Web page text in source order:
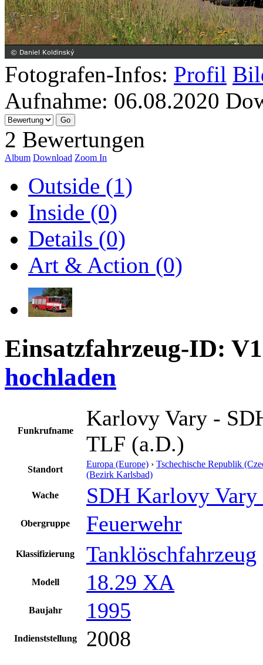
Fotografen-Infos: Profil
Aufnahme: 06.08.2020
2 Bewertungen
Album Download Zoom In
Outside (1)
Inside (0)
Details (0)
Art & Action (0)
Einsatzfahrzeug-ID:
hochladen
Funkrufname
Karlovy Vary -
TLF (a.D.)
Standort
Europa (Europe) › Tschechische Republik
(Bezirk Karlsbad)
Wache SDH Karlovy Vary
Obergruppe Feuerwehr
Klassifizierung Tanklöschfahrzeug
Modell 18.29 XA
Baujahr 1995
Indienststellung
2008